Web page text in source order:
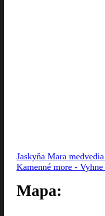
Jaskyňa Mara medvedia
Kamenné more - Vyhne
Mapa: